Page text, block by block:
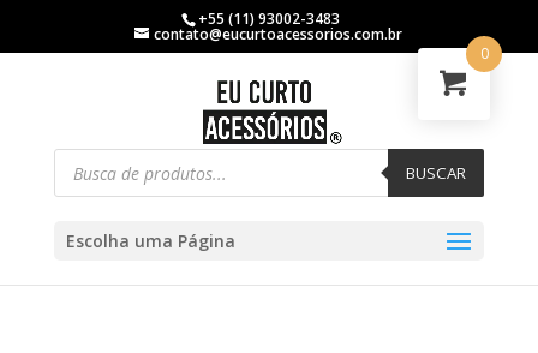
+55 (11) 93002-3483
contato@eucurtoacessorios.com.br
BUSCAR
Escolha uma Página
0